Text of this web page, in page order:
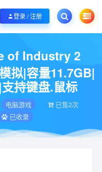
合游戏！销售只是起点！服务永无
登录 / 注册
起2/Rise of Industry 2
of Industry 2
拟|容量11.7GB|
持键盘.鼠标
电脑游戏
已售2次
已收录